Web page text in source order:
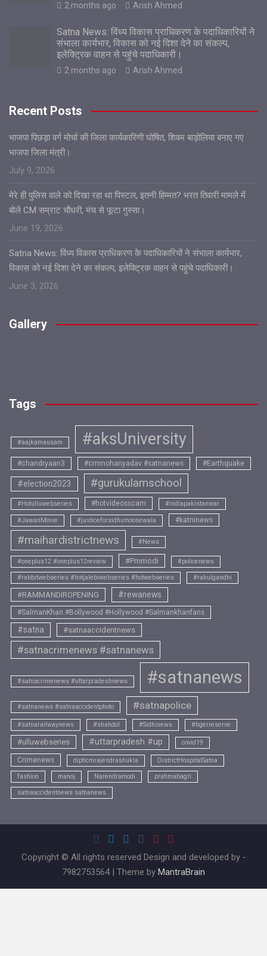
2 months ago Arish Ahmed
Satna News: विंध्य विकास प्राधिकरण के पदाधिकारियों ने
संभाला कार्यभार, विकास को नई दिशा देने का संकल्प,
इलेक्ट्रिक वाहन से पहुंचे पदाधिकारी।
2 months ago Arish Ahmed
Recent Posts
भाजपा पिछड़ा वर्ग मोर्चा की जिला कार्यकारिणी घोषित, शिवम बाड़ोलिया बनाए गए
भाजपा जिला मंत्री।
July 9, 2026
मेरे ही पुलिस वाले को दिखा रहा था पिस्टल, इतनी हिम्मत? भरत तिवारी मामले में
बोले CM सम्राट चौधरी, मंच से फूटा गुस्सा।
June 19, 2026
Satna News: विंध्य विकास प्राधिकरण के पदाधिकारियों ने संभाला कार्यभार,
विकास को नई दिशा देने का संकल्प, इलेक्ट्रिक वाहन से पहुंचे पदाधिकारी।
June 3, 2026
Gallery
Tags
#aajkamausam #aksUniversity
#chandryaan3 #cmmohanyadav #satnanews #Earthquake
#election2023 #gurukulamschool
#Hotulluwebseries #hotvideosscam #indiapakistanwar
#JawanMovie #justiceforsidhumoosewala #katninews
#maihardistrictnews #News
#oneplus12 #oneplus12review #Pmmodi #policenews
#rabbitwebseries #hotjalebiwebseries #hotwebseries #rahulgandhi
#RAMMANDIROPENING #rewanews
#SalmanKhan #Bollywood #Hollywood #Salmankhanfans
#satna #satnaaccidentnews
#satnacrimenews #satnanews
#satnacrimenews #uttarpradeshnews #satnanews
#satnanews #satnaaccidentphoto #satnapolice
#satnarailwaynews #shahdol #Sidhinews #tigerreserve
#ulluwebseries #uttarpradesh #up covid19
Crimenews dipticmrajendrashukla DistrictHospitalSatna
fashion manoj Narendramodi pratimabagri
satnaaccidentnews satnanews
Copyright © All rights reserved Design and developed by -
7982753564 | Theme by MantraBrain